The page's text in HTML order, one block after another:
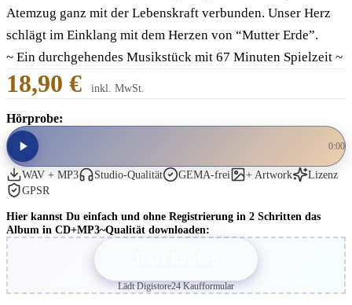
Atemzug ganz mit der Lebenskraft verbunden. Unser Herz
schlägt im Einklang mit dem Herzen von “Mutter Erde”.
~ Ein durchgehendes Musikstück mit 67 Minuten Spielzeit ~
18,90 € inkl. MwSt.
Hörprobe:
0:00
WAV + MP3 Studio-Qualität GEMA-frei + Artwork
Lizenz
GPSR
Hier kannst Du einfach und ohne Registrierung in 2 Schritten das
Album in CD+MP3~Qualität downloaden:
Lädt Digistore24 Kaufformular